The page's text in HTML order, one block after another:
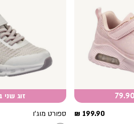
מחיר
199.90 ₪
זוג שני ב-
ספורט מוג’ו